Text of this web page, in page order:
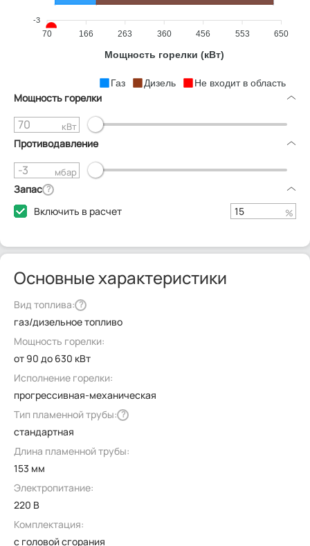
-3
70 166 263 360 456 553 650
Мощность горелки (кВт)
Газ Дизель Не входит в область
Мощность горелки
кВт
Противодавление
мбар
Запас ?
Включить в расчет %
Основные характеристики
Вид топлива: ?
газ/дизельное топливо
Мощность горелки:
от 90 до 630 кВт
Исполнение горелки:
прогрессивная-механическая
Тип пламенной трубы: ?
стандартная
Длина пламенной трубы:
153 мм
Электропитание:
220 В
Комплектация:
с головой сгорания